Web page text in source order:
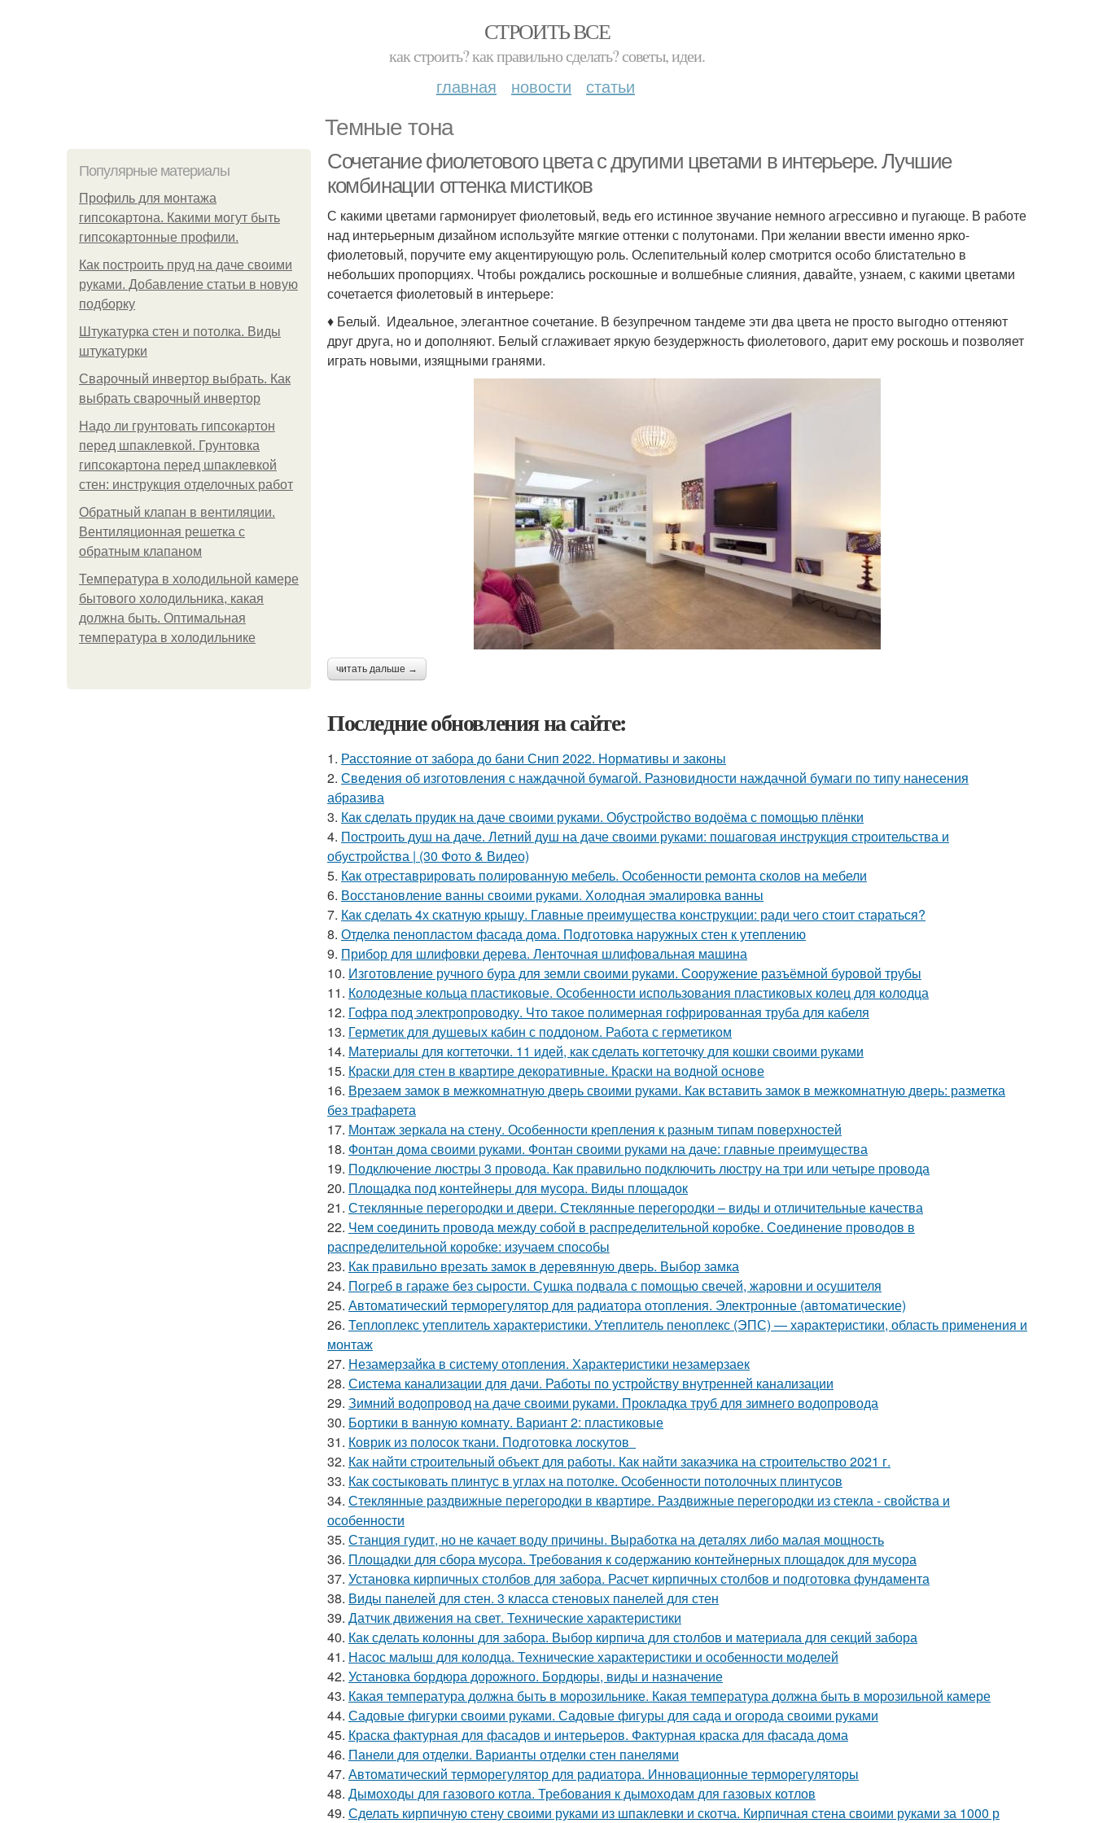
СТРОИТЬ ВСЕ
как строить? как правильно сделать? советы, идеи.
главная новости статьи
Темные тона
Популярные материалы
Профиль для монтажа
гипсокартона. Какими могут быть
гипсокартонные профили.
Как построить пруд на даче своими
руками. Добавление статьи в новую
подборку
Штукатурка стен и потолка. Виды
штукатурки
Сварочный инвертор выбрать. Как
выбрать сварочный инвертор
Надо ли грунтовать гипсокартон
перед шпаклевкой. Грунтовка
гипсокартона перед шпаклевкой
стен: инструкция отделочных работ
Обратный клапан в вентиляции.
Вентиляционная решетка с
обратным клапаном
Температура в холодильной камере
бытового холодильника, какая
должна быть. Оптимальная
температура в холодильнике
Сочетание фиолетового цвета с другими цветами в интерьере. Лучшие
комбинации оттенка мистиков
С какими цветами гармонирует фиолетовый, ведь его истинное звучание немного агрессивно и пугающе. В работе
над интерьерным дизайном используйте мягкие оттенки с полутонами. При желании ввести именно ярко-
фиолетовый, поручите ему акцентирующую роль. Ослепительный колер смотрится особо блистательно в
небольших пропорциях. Чтобы рождались роскошные и волшебные слияния, давайте, узнаем, с какими цветами
сочетается фиолетовый в интерьере:
♦ Белый. Идеальное, элегантное сочетание. В безупречном тандеме эти два цвета не просто выгодно оттеняют
друг друга, но и дополняют. Белый сглаживает яркую безудержность фиолетового, дарит ему роскошь и позволяет
играть новыми, изящными гранями.
читать дальше →
Последние обновления на сайте:
1. Расстояние от забора до бани Снип 2022. Нормативы и законы
2. Сведения об изготовления с наждачной бумагой. Разновидности наждачной бумаги по типу нанесения
абразива
3. Как сделать прудик на даче своими руками. Обустройство водоёма с помощью плёнки
4. Построить душ на даче. Летний душ на даче своими руками: пошаговая инструкция строительства и
обустройства | (30 Фото & Видео)
5. Как отреставрировать полированную мебель. Особенности ремонта сколов на мебели
6. Восстановление ванны своими руками. Холодная эмалировка ванны
7. Как сделать 4х скатную крышу. Главные преимущества конструкции: ради чего стоит стараться?
8. Отделка пенопластом фасада дома. Подготовка наружных стен к утеплению
9. Прибор для шлифовки дерева. Ленточная шлифовальная машина
10. Изготовление ручного бура для земли своими руками. Сооружение разъёмной буровой трубы
11. Колодезные кольца пластиковые. Особенности использования пластиковых колец для колодца
12. Гофра под электропроводку. Что такое полимерная гофрированная труба для кабеля
13. Герметик для душевых кабин с поддоном. Работа с герметиком
14. Материалы для когтеточки. 11 идей, как сделать когтеточку для кошки своими руками
15. Краски для стен в квартире декоративные. Краски на водной основе
16. Врезаем замок в межкомнатную дверь своими руками. Как вставить замок в межкомнатную дверь: разметка
без трафарета
17. Монтаж зеркала на стену. Особенности крепления к разным типам поверхностей
18. Фонтан дома своими руками. Фонтан своими руками на даче: главные преимущества
19. Подключение люстры 3 провода. Как правильно подключить люстру на три или четыре провода
20. Площадка под контейнеры для мусора. Виды площадок
21. Стеклянные перегородки и двери. Стеклянные перегородки – виды и отличительные качества
22. Чем соединить провода между собой в распределительной коробке. Соединение проводов в
распределительной коробке: изучаем способы
23. Как правильно врезать замок в деревянную дверь. Выбор замка
24. Погреб в гараже без сырости. Сушка подвала с помощью свечей, жаровни и осушителя
25. Автоматический терморегулятор для радиатора отопления. Электронные (автоматические)
26. Теплоплекс утеплитель характеристики. Утеплитель пеноплекс (ЭПС) — характеристики, область применения и
монтаж
27. Незамерзайка в систему отопления. Характеристики незамерзаек
28. Система канализации для дачи. Работы по устройству внутренней канализации
29. Зимний водопровод на даче своими руками. Прокладка труб для зимнего водопровода
30. Бортики в ванную комнату. Вариант 2: пластиковые
31. Коврик из полосок ткани. Подготовка лоскутов
32. Как найти строительный объект для работы. Как найти заказчика на строительство 2021 г.
33. Как состыковать плинтус в углах на потолке. Особенности потолочных плинтусов
34. Стеклянные раздвижные перегородки в квартире. Раздвижные перегородки из стекла - свойства и
особенности
35. Станция гудит, но не качает воду причины. Выработка на деталях либо малая мощность
36. Площадки для сбора мусора. Требования к содержанию контейнерных площадок для мусора
37. Установка кирпичных столбов для забора. Расчет кирпичных столбов и подготовка фундамента
38. Виды панелей для стен. 3 класса стеновых панелей для стен
39. Датчик движения на свет. Технические характеристики
40. Как сделать колонны для забора. Выбор кирпича для столбов и материала для секций забора
41. Насос малыш для колодца. Технические характеристики и особенности моделей
42. Установка бордюра дорожного. Бордюры, виды и назначение
43. Какая температура должна быть в морозильнике. Какая температура должна быть в морозильной камере
44. Садовые фигурки своими руками. Садовые фигуры для сада и огорода своими руками
45. Краска фактурная для фасадов и интерьеров. Фактурная краска для фасада дома
46. Панели для отделки. Варианты отделки стен панелями
47. Автоматический терморегулятор для радиатора. Инновационные терморегуляторы
48. Дымоходы для газового котла. Требования к дымоходам для газовых котлов
49. Сделать кирпичную стену своими руками из шпаклевки и скотча. Кирпичная стена своими руками за 1000 р